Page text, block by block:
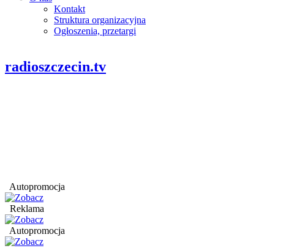
Kontakt
Struktura organizacyjna
Ogłoszenia, przetargi
radioszczecin.tv
Autopromocja
Reklama
Autopromocja